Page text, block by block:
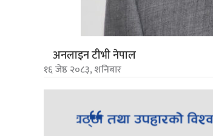
अनलाइन टीभी नेपाल
१६ जेष्ठ २०८३, शनिबार